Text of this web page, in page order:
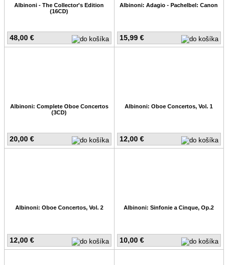
48,00 €
Albinoni - The Collector's Edition
(16CD)
15,99 €
Albinoni: Adagio - Pachelbel: Canon
20,00 €
Albinoni: Complete Oboe Concertos
(3CD)
12,00 €
Albinoni: Oboe Concertos, Vol. 1
12,00 €
Albinoni: Oboe Concertos, Vol. 2
10,00 €
Albinoni: Sinfonie a Cinque, Op.2